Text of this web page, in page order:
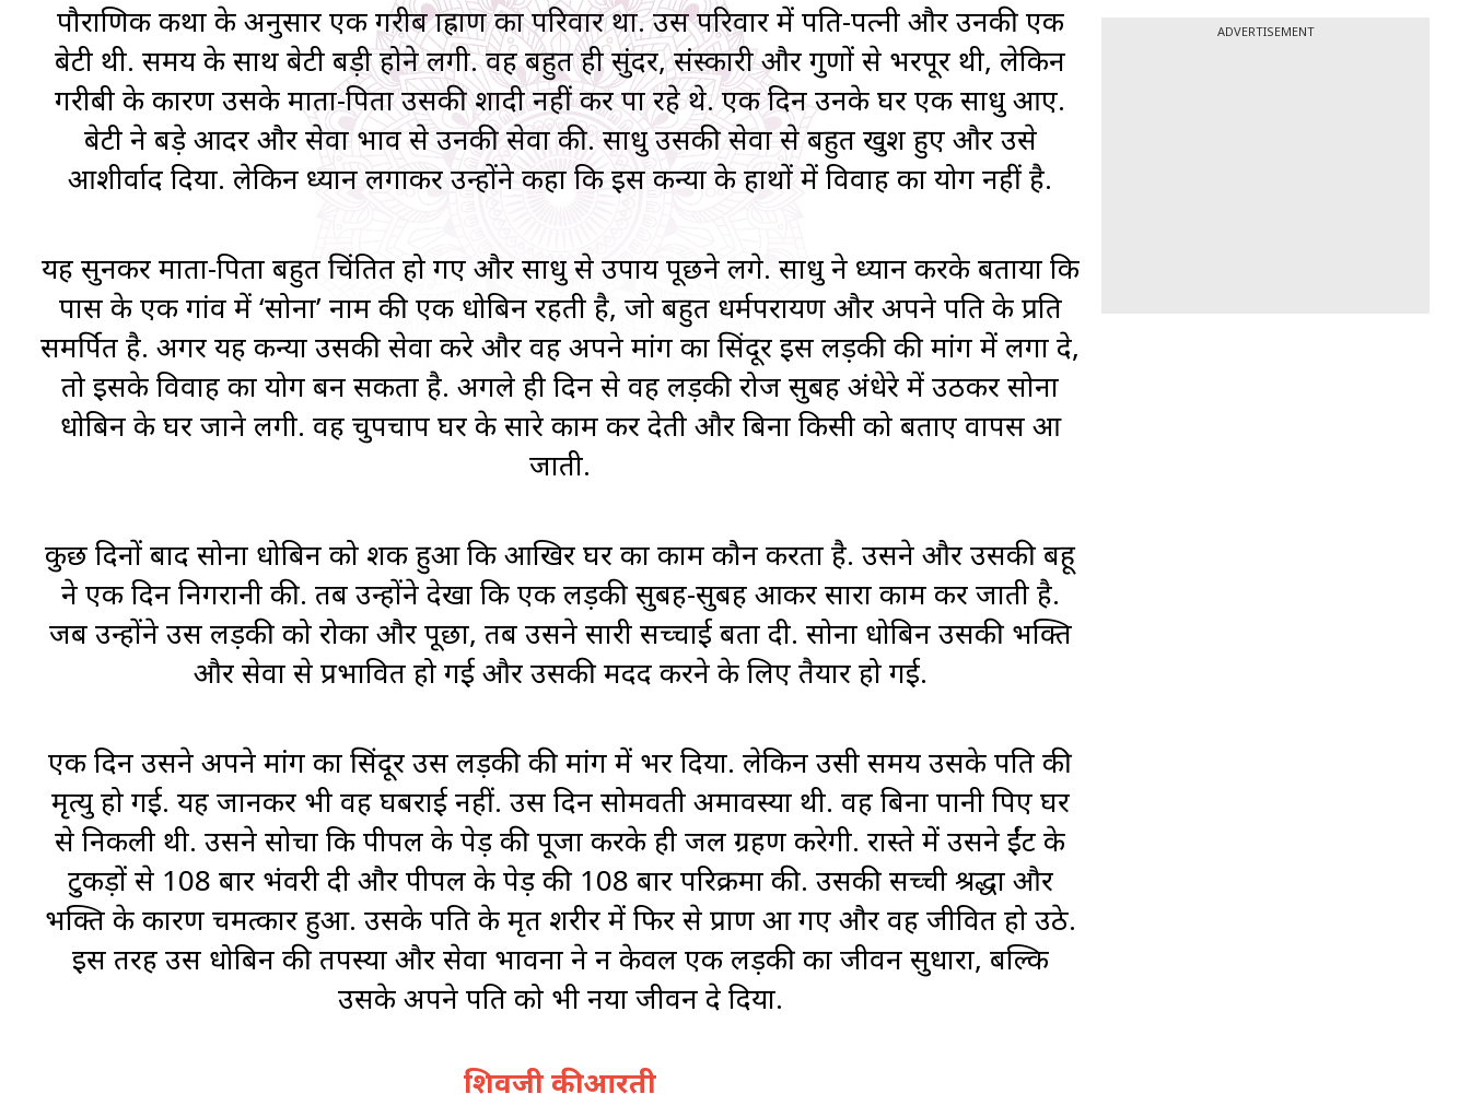
पौराणिक कथा के अनुसार एक गरीब ब्राह्राण का परिवार था. उस परिवार में पति-पत्नी और उनकी एक
बेटी थी. समय के साथ बेटी बड़ी होने लगी. वह बहुत ही सुंदर, संस्कारी और गुणों से भरपूर थी, लेकिन
गरीबी के कारण उसके माता-पिता उसकी शादी नहीं कर पा रहे थे. एक दिन उनके घर एक साधु आए.
बेटी ने बड़े आदर और सेवा भाव से उनकी सेवा की. साधु उसकी सेवा से बहुत खुश हुए और उसे
आशीर्वाद दिया. लेकिन ध्यान लगाकर उन्होंने कहा कि इस कन्या के हाथों में विवाह का योग नहीं है.
यह सुनकर माता-पिता बहुत चिंतित हो गए और साधु से उपाय पूछने लगे. साधु ने ध्यान करके बताया कि
पास के एक गांव में ‘सोना’ नाम की एक धोबिन रहती है, जो बहुत धर्मपरायण और अपने पति के प्रति
समर्पित है. अगर यह कन्या उसकी सेवा करे और वह अपने मांग का सिंदूर इस लड़की की मांग में लगा दे,
तो इसके विवाह का योग बन सकता है. अगले ही दिन से वह लड़की रोज सुबह अंधेरे में उठकर सोना
धोबिन के घर जाने लगी. वह चुपचाप घर के सारे काम कर देती और बिना किसी को बताए वापस आ
जाती.
कुछ दिनों बाद सोना धोबिन को शक हुआ कि आखिर घर का काम कौन करता है. उसने और उसकी बहू
ने एक दिन निगरानी की. तब उन्होंने देखा कि एक लड़की सुबह-सुबह आकर सारा काम कर जाती है.
जब उन्होंने उस लड़की को रोका और पूछा, तब उसने सारी सच्चाई बता दी. सोना धोबिन उसकी भक्ति
और सेवा से प्रभावित हो गई और उसकी मदद करने के लिए तैयार हो गई.
एक दिन उसने अपने मांग का सिंदूर उस लड़की की मांग में भर दिया. लेकिन उसी समय उसके पति की
मृत्यु हो गई. यह जानकर भी वह घबराई नहीं. उस दिन सोमवती अमावस्या थी. वह बिना पानी पिए घर
से निकली थी. उसने सोचा कि पीपल के पेड़ की पूजा करके ही जल ग्रहण करेगी. रास्ते में उसने ईंट के
टुकड़ों से 108 बार भंवरी दी और पीपल के पेड़ की 108 बार परिक्रमा की. उसकी सच्ची श्रद्धा और
भक्ति के कारण चमत्कार हुआ. उसके पति के मृत शरीर में फिर से प्राण आ गए और वह जीवित हो उठे.
इस तरह उस धोबिन की तपस्या और सेवा भावना ने न केवल एक लड़की का जीवन सुधारा, बल्कि
उसके अपने पति को भी नया जीवन दे दिया.
शिवजी की आरती
ADVERTISEMENT